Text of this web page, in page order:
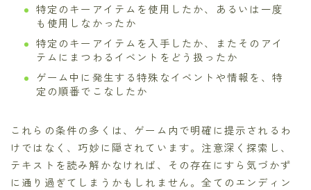
特定のキーアイテムを使用したか、あるいは一度
も使用しなかったか
特定のキーアイテムを入手したか、またそのアイ
テムにまつわるイベントをどう扱ったか
ゲーム中に発生する特殊なイベントや情報を、特
定の順番でこなしたか
これらの条件の多くは、ゲーム内で明確に提示されるわ
けではなく、巧妙に隠されています。注意深く探索し、
テキストを読み解かなければ、その存在にすら気づかず
に通り過ぎてしまうかもしれません。全てのエンディン